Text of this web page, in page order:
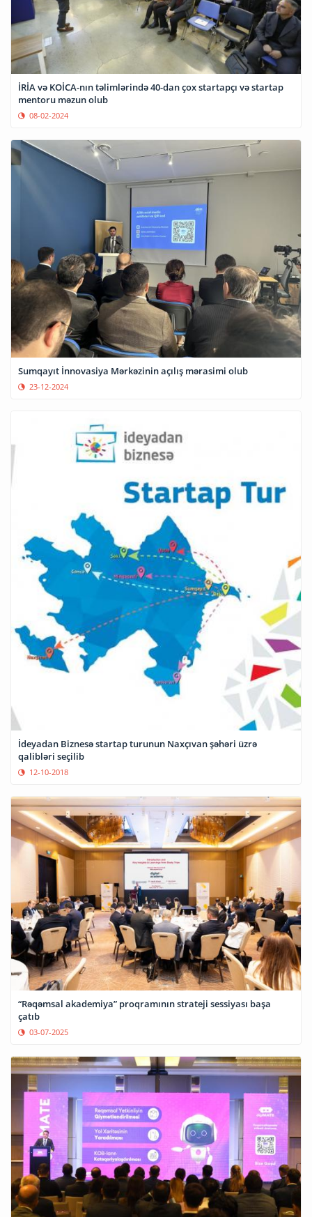
İRİA və KOİCA-nın təlimlərində 40-dan çox startapçı və startap
mentoru məzun olub
08-02-2024
Sumqayıt İnnovasiya Mərkəzinin açılış mərasimi olub
23-12-2024
İdeyadan Biznesə startap turunun Naxçıvan şəhəri üzrə
qalibləri seçilib
12-10-2018
“Rəqəmsal akademiya” proqramının strateji sessiyası başa
çatıb
03-07-2025